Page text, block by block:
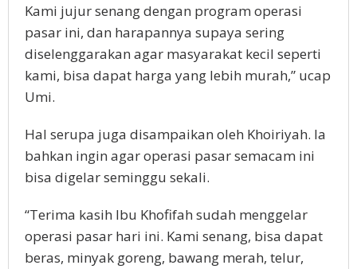
Kami jujur senang dengan program operasi
pasar ini, dan harapannya supaya sering
diselenggarakan agar masyarakat kecil seperti
kami, bisa dapat harga yang lebih murah,” ucap
Umi.
Hal serupa juga disampaikan oleh Khoiriyah. Ia
bahkan ingin agar operasi pasar semacam ini
bisa digelar seminggu sekali.
“Terima kasih Ibu Khofifah sudah menggelar
operasi pasar hari ini. Kami senang, bisa dapat
beras, minyak goreng, bawang merah, telur,